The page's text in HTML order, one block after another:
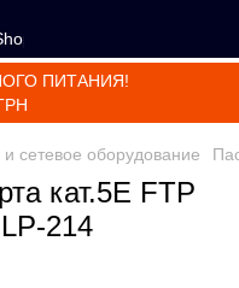
ПИТАНИЯ!
сетевое оборудование
кат.5Е FTP
214